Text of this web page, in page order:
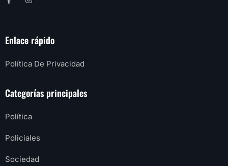
Enlace rápido
Política De Privacidad
Categorías principales
Política
Policiales
Sociedad